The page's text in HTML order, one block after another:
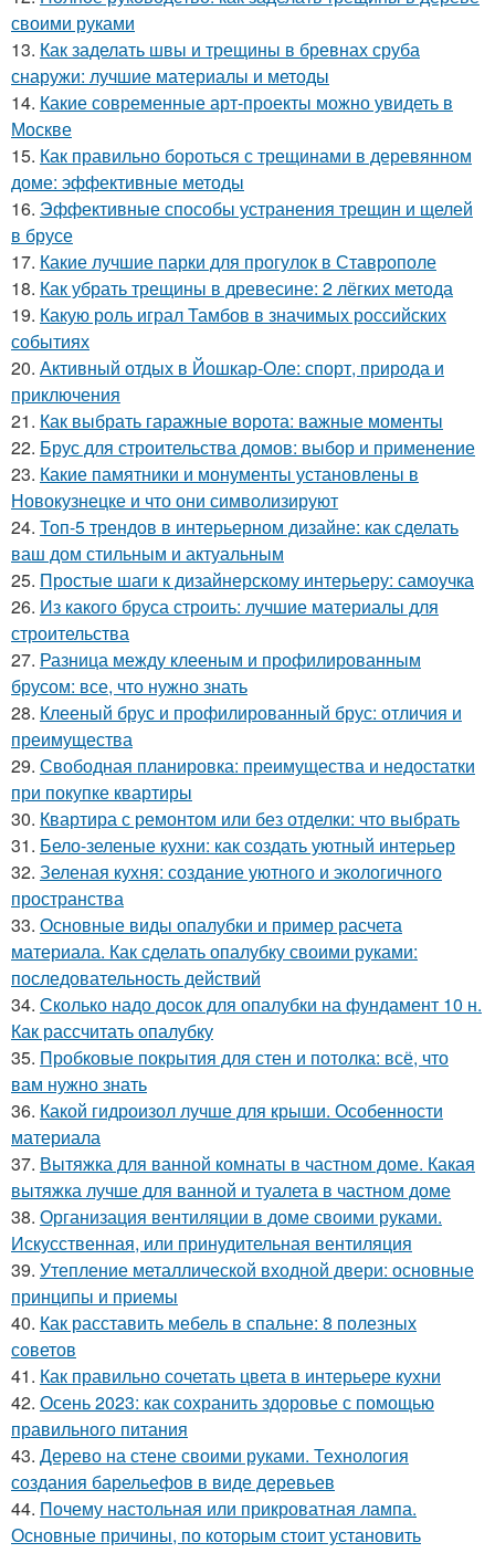
своими руками
13. Как заделать швы и трещины в бревнах сруба
снаружи: лучшие материалы и методы
14. Какие современные арт-проекты можно увидеть в
Москве
15. Как правильно бороться с трещинами в деревянном
доме: эффективные методы
16. Эффективные способы устранения трещин и щелей
в брусе
17. Какие лучшие парки для прогулок в Ставрополе
18. Как убрать трещины в древесине: 2 лёгких метода
19. Какую роль играл Тамбов в значимых российских
событиях
20. Активный отдых в Йошкар-Оле: спорт, природа и
приключения
21. Как выбрать гаражные ворота: важные моменты
22. Брус для строительства домов: выбор и применение
23. Какие памятники и монументы установлены в
Новокузнецке и что они символизируют
24. Топ-5 трендов в интерьерном дизайне: как сделать
ваш дом стильным и актуальным
25. Простые шаги к дизайнерскому интерьеру: самоучка
26. Из какого бруса строить: лучшие материалы для
строительства
27. Разница между клееным и профилированным
брусом: все, что нужно знать
28. Клееный брус и профилированный брус: отличия и
преимущества
29. Свободная планировка: преимущества и недостатки
при покупке квартиры
30. Квартира с ремонтом или без отделки: что выбрать
31. Бело-зеленые кухни: как создать уютный интерьер
32. Зеленая кухня: создание уютного и экологичного
пространства
33. Основные виды опалубки и пример расчета
материала. Как сделать опалубку своими руками:
последовательность действий
34. Сколько надо досок для опалубки на фундамент 10 н.
Как рассчитать опалубку
35. Пробковые покрытия для стен и потолка: всё, что
вам нужно знать
36. Какой гидроизол лучше для крыши. Особенности
материала
37. Вытяжка для ванной комнаты в частном доме. Какая
вытяжка лучше для ванной и туалета в частном доме
38. Организация вентиляции в доме своими руками.
Искусственная, или принудительная вентиляция
39. Утепление металлической входной двери: основные
принципы и приемы
40. Как расставить мебель в спальне: 8 полезных
советов
41. Как правильно сочетать цвета в интерьере кухни
42. Осень 2023: как сохранить здоровье с помощью
правильного питания
43. Дерево на стене своими руками. Технология
создания барельефов в виде деревьев
44. Почему настольная или прикроватная лампа.
Основные причины, по которым стоит установить